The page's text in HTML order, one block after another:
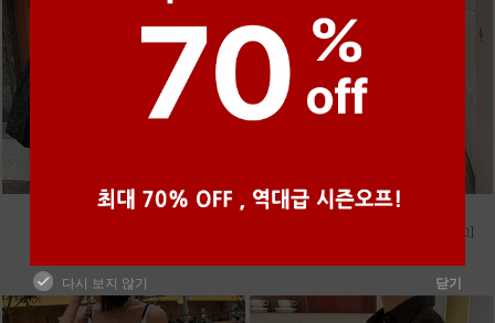
● ● ● ● ● ●
m_밴프 핀턱 린넨스커트 [3차 재입고]
다시 보지 않기 닫기